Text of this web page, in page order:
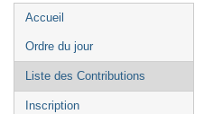
Menu
de
l'événement
Accueil
Ordre du jour
Liste des Contributions
Inscription